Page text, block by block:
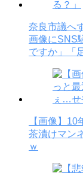
奈良市議へ
画像にSNS
ですか」「
【画像】
茶漬けマン
ｗ